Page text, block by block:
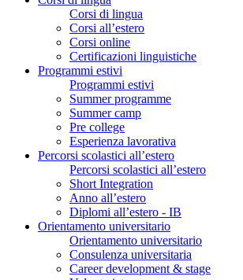
Corsi di lingua
Corsi all’estero
Corsi online
Certificazioni linguistiche
Programmi estivi
Programmi estivi
Summer programme
Summer camp
Pre college
Esperienza lavorativa
Percorsi scolastici all’estero
Percorsi scolastici all’estero
Short Integration
Anno all’estero
Diplomi all’estero - IB
Orientamento universitario
Orientamento universitario
Consulenza universitaria
Career development & stage